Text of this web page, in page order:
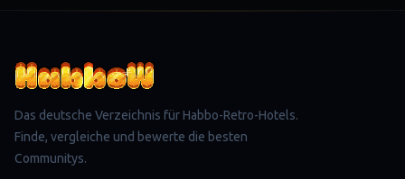
Das deutsche Verzeichnis für Habbo-Retro-Hotels.
Finde, vergleiche und bewerte die besten
Communitys.